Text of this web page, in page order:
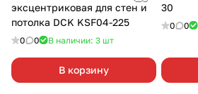
эксцентриковая для стен и
потолка DCK KSF04-225
0 0 В наличии: 3 шт
В корзину
30
0 0